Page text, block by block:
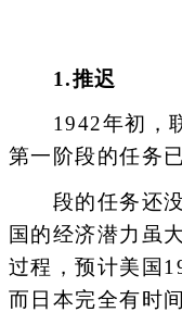
1.推迟
1942年初，联
第一阶段的任务
段的任务还没
国的经济潜力虽
过程，预计美国
而日本完全有时